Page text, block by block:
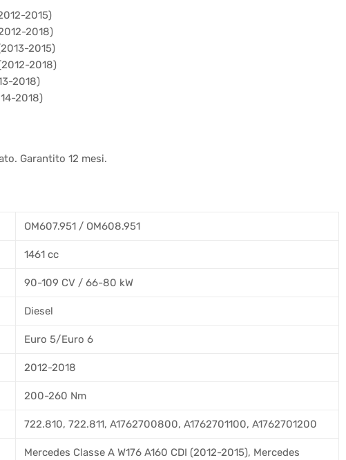
2015)
2018)
2015)
2018)
2018)
2018)
Garantito 12 mesi.
OM607.951 / OM608.951
1461 cc
90-109 CV / 66-80 kW
Diesel
Euro 5/Euro 6
2012-2018
200-260 Nm
722.810, 722.811, A1762700800, A1762701100, A1762701200
Mercedes Classe A W176 A160 CDI (2012-2015), Mercedes